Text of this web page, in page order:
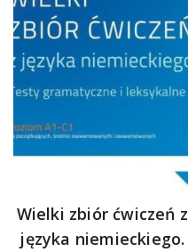
Wielki zbiór ćwiczeń z
języka niemieckiego.